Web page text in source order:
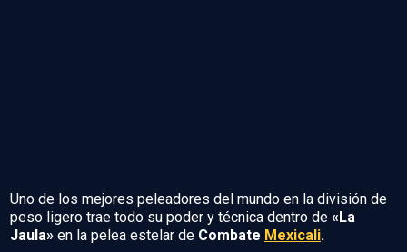
Uno de los mejores peleadores del mundo en la división de
peso ligero trae todo su poder y técnica dentro de «La
Jaula» en la pelea estelar de Combate Mexicali.